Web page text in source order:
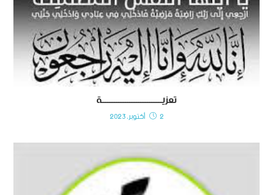
تعزيـــــــــــــــــــــــــــــــــة
2 أكتوبر، 2023